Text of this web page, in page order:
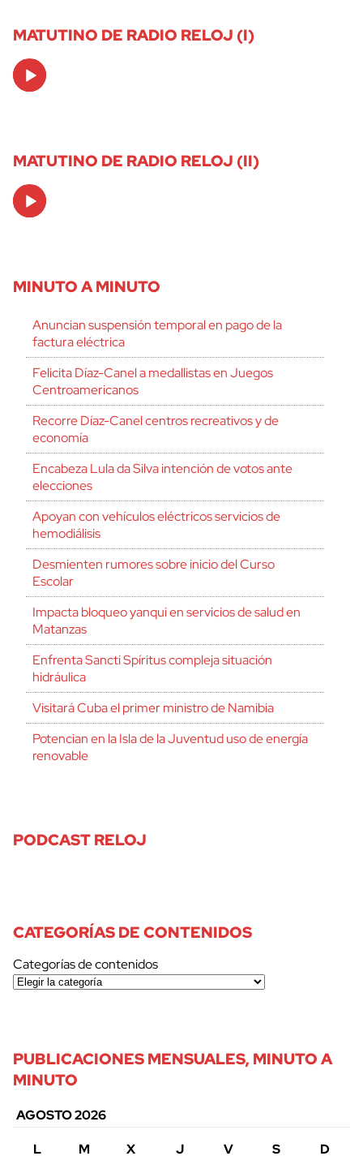
MATUTINO DE RADIO RELOJ (I)
Audio
Player
MATUTINO DE RADIO RELOJ (II)
Audio
Player
MINUTO A MINUTO
Anuncian suspensión temporal en pago de la
factura eléctrica
Felicita Díaz-Canel a medallistas en Juegos
Centroamericanos
Recorre Díaz-Canel centros recreativos y de
economía
Encabeza Lula da Silva intención de votos ante
elecciones
Apoyan con vehículos eléctricos servicios de
hemodiálisis
Desmienten rumores sobre inicio del Curso
Escolar
Impacta bloqueo yanqui en servicios de salud en
Matanzas
Enfrenta Sancti Spíritus compleja situación
hidráulica
Visitará Cuba el primer ministro de Namibia
Potencian en la Isla de la Juventud uso de energía
renovable
PODCAST RELOJ
CATEGORÍAS DE CONTENIDOS
Categorías de contenidos
PUBLICACIONES MENSUALES, MINUTO A
MINUTO
AGOSTO 2026
L
M X J V S
D